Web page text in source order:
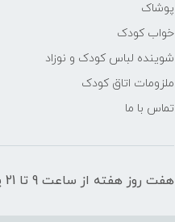
پوشاک
خواب کودک
شوینده لباس کودک و نوزاد
ملزومات اتاق کودک
تماس با ما
هفت روز هفته از ساعت 9 تا 21 پاسخگوی شما هستیم